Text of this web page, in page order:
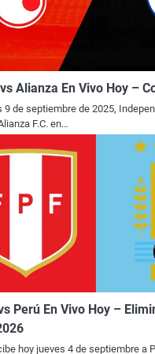
Alianza En Vivo Hoy –
9 de septiembre de 2025,
F.C. en…
Perú En Vivo Hoy –
hoy jueves 4 de septiembre a